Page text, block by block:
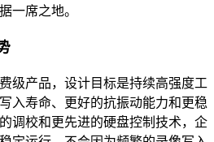
一席之地。
级产品，设计目标是持续高强度工
入寿命、更好的抗振动能力和更稳
调校和更先进的硬盘控制技术，企